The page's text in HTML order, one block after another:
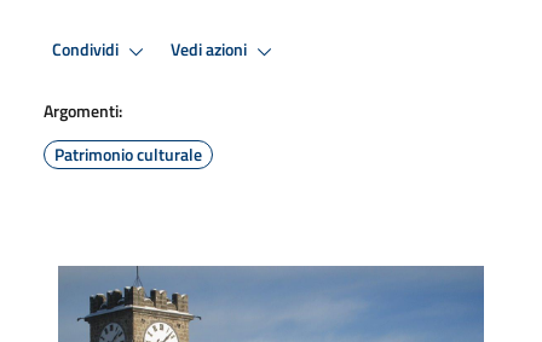
Condividi Vedi azioni
Argomenti:
Patrimonio culturale